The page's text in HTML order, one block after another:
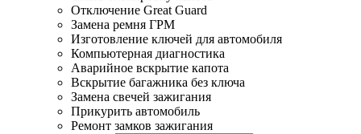
Отключение Great Guard
Замена ремня ГРМ
Изготовление ключей для автомобиля
Компьютерная диагностика
Аварийное вскрытие капота
Вскрытие багажника без ключа
Замена свечей зажигания
Прикурить автомобиль
Ремонт замков зажигания